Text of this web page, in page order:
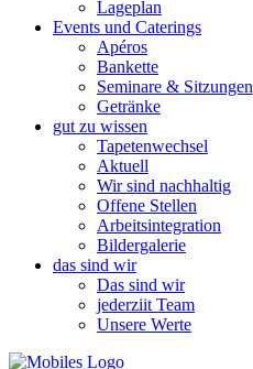
Lageplan
Events und Caterings
Apéros
Bankette
Seminare & Sitzungen
Getränke
gut zu wissen
Tapetenwechsel
Aktuell
Wir sind nachhaltig
Offene Stellen
Arbeitsintegration
Bildergalerie
das sind wir
Das sind wir
jederziit Team
Unsere Werte